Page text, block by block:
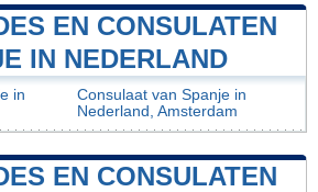
EN CONSULATEN
IN NEDERLAND
in
Consulaat van Spanje in
Nederland, Amsterdam
EN CONSULATEN